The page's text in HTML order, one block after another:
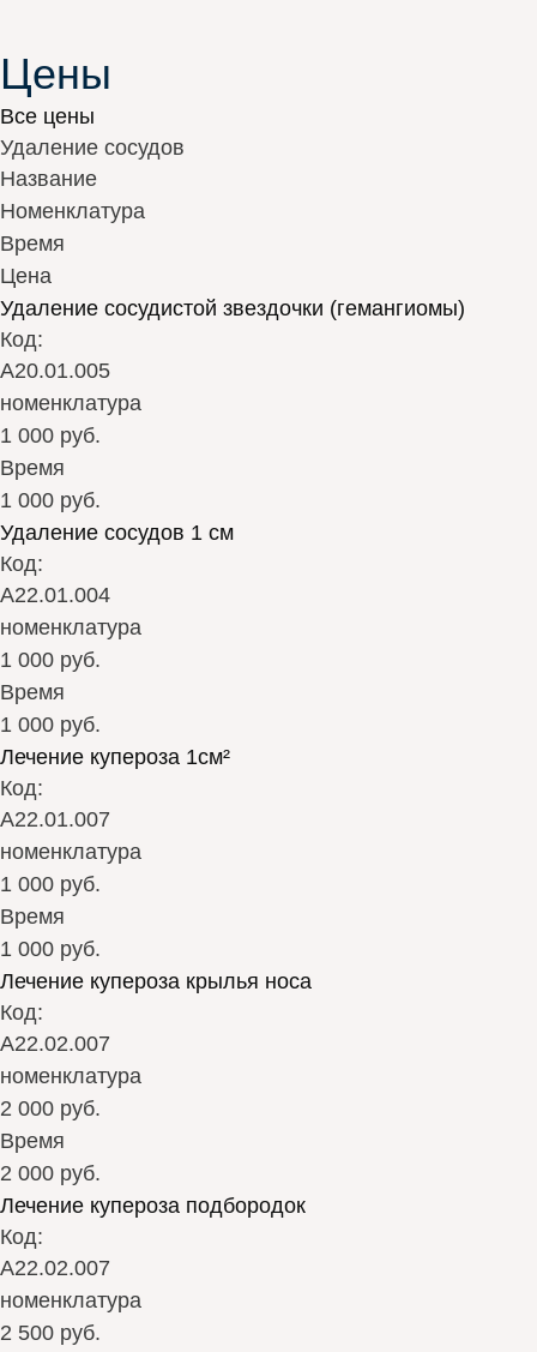
Цены
Все цены
Удаление сосудов
Название
Номенклатура
Время
Цена
Удаление сосудистой звездочки (гемангиомы)
Код:
А20.01.005
номенклатура
1 000 руб.
Время
1 000 руб.
Удаление сосудов 1 см
Код:
А22.01.004
номенклатура
1 000 руб.
Время
1 000 руб.
Лечение купероза 1см²
Код:
А22.01.007
номенклатура
1 000 руб.
Время
1 000 руб.
Лечение купероза крылья носа
Код:
А22.02.007
номенклатура
2 000 руб.
Время
2 000 руб.
Лечение купероза подбородок
Код:
А22.02.007
номенклатура
2 500 руб.